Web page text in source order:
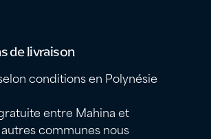
de livraison
conditions en Polynésie
entre Mahina et
autres communes nous